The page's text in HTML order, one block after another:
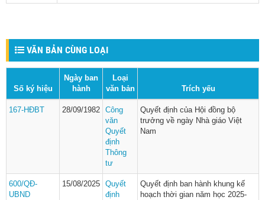
VĂN BẢN CÙNG LOẠI
Số ký hiệu
Ngày ban
hành
Loại
văn bản
Trích yếu
167-HĐBT 28/09/1982 Công
văn
Quyết
định
Thông
tư
Quyết định của Hội đồng bộ
trưởng về ngày Nhà giáo Việt
Nam
600/QĐ-
UBND
15/08/2025 Quyết
định
Quyết định ban hành khung kế
hoạch thời gian năm học 2025-